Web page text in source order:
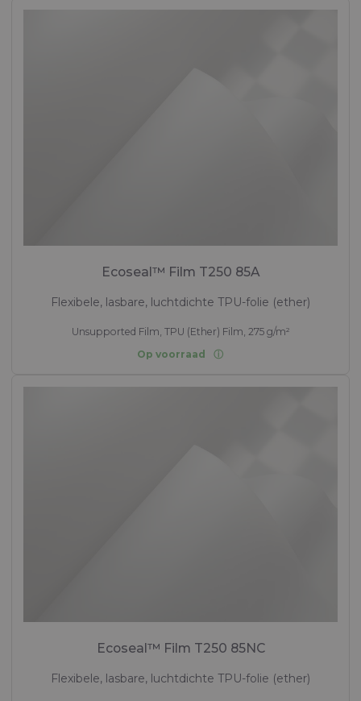
Ecoseal™ Film T250 85A
Flexibele, lasbare, luchtdichte TPU-folie (ether)
Unsupported Film, TPU (Ether) Film, 275 g/m²
Op voorraad
Ecoseal™ Film T250 85NC
Flexibele, lasbare, luchtdichte TPU-folie (ether)